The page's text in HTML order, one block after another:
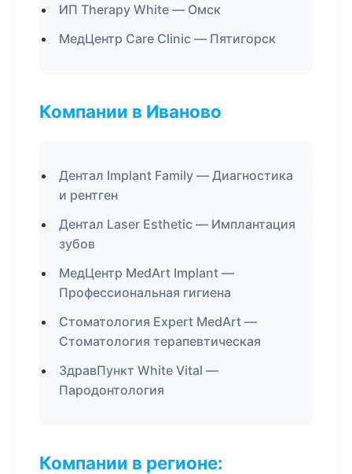
ИП Therapy White — Омск
МедЦентр Care Clinic — Пятигорск
Компании в Иваново
Дентал Implant Family — Диагностика
и рентген
Дентал Laser Esthetic — Имплантация
зубов
МедЦентр MedArt Implant —
Профессиональная гигиена
Стоматология Expert MedArt —
Стоматология терапевтическая
ЗдравПункт White Vital —
Пародонтология
Компании в регионе: